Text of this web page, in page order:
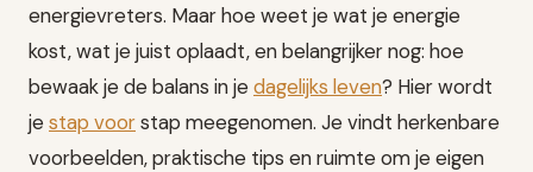
energievreters. Maar hoe weet je wat je energie
kost, wat je juist oplaadt, en belangrijker nog: hoe
bewaak je de balans in jedagelijks leven? Hier wordt
jestap voorstap meegenomen. Je vindt herkenbare
voorbeelden, praktische tips en ruimte om je eigen